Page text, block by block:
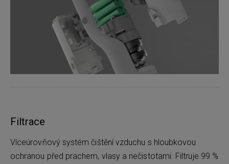
Filtrace
Víceúrovňový systém čištění vzduchu s hloubkovou
ochranou před prachem, vlasy a nečistotami. Filtruje 99 %